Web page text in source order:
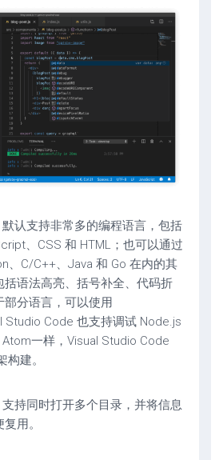
认支持非常多的编程语言，包括
、CSS 和 HTML；也可以通过
、C/C++、Java 和 Go 在内的其
括语法高亮、括号补全、代码折
分语言，可以使用
Studio Code 也支持调试 Node.js
一样，Visual Studio Code
建。
持同时打开多个目录，并将信息
用。